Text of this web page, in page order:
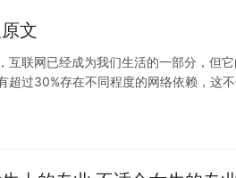
文
互联网已经成为我们生活的一部分，但
超过30%存在不同程度的网络依赖，这